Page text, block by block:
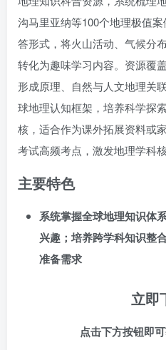
沟马里亚纳等100个地理极值
答形式，将火山活动、气候分
转化为趣味学习内容。资源覆
形成原理、自然与人文地理关
球地理认知框架，培养科学探
核，适合作为课外拓展资料或
考试高频考点，激发地理学科核
主要特色
系统掌握全球地理知识体
兴趣；培养跨学科知识整
准备需求
立即
点击下方按钮即